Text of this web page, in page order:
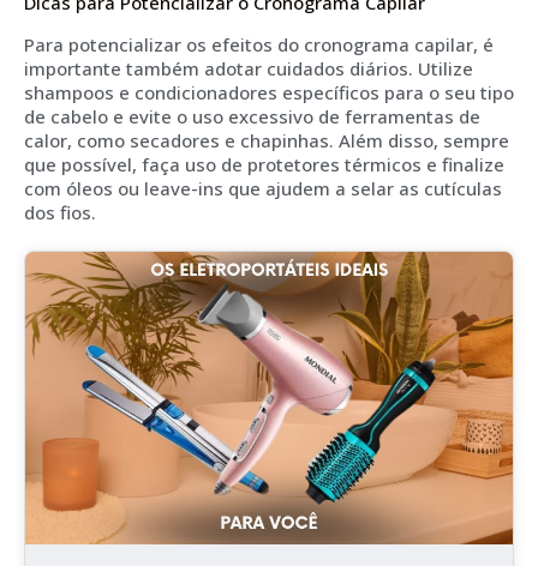
Para potencializar os efeitos do cronograma capilar, é
importante também adotar cuidados diários. Utilize
shampoos e condicionadores específicos para o seu tipo
de cabelo e evite o uso excessivo de ferramentas de
calor, como secadores e chapinhas. Além disso, sempre
que possível, faça uso de protetores térmicos e finalize
com óleos ou leave-ins que ajudem a selar as cutículas
dos fios.